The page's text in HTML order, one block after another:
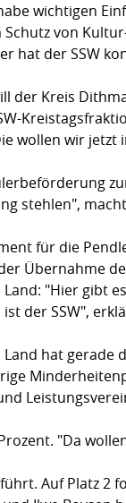
wichtigen
von
hat der SSW
der Kreis
wollen wir jetzt
stehlen",
für die
Übernahme
"Hier gibt
der SSW",
hat gerade
"Da
Auf Platz 2